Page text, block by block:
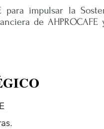
para impulsar la
de AHPROCAFE